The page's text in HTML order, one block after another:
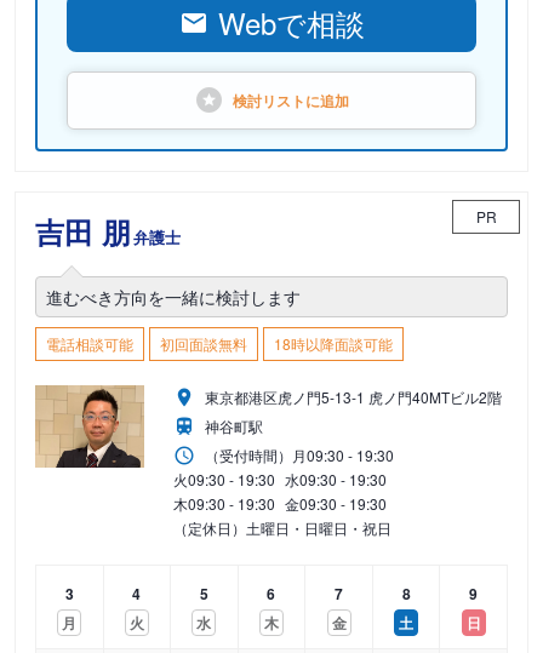
Webで相談
検討リストに追加
吉田 朋弁護士
PR
進むべき方向を一緒に検討します
電話相談可能 初回面談無料 18時以降面談可能
東京都港区虎ノ門5-13-1 虎ノ門40MTビル2階
神谷町駅
（受付時間） 月09:30 - 19:30
火09:30 - 19:30 水09:30 - 19:30
木09:30 - 19:30 金09:30 - 19:30
（定休日）土曜日・日曜日・祝日
3
月
4
火
5
水
6
木
7
金
8
土
9
日